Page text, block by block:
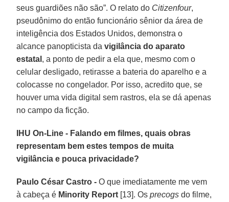
seus guardiões não são”. O relato do Citizenfour,
pseudônimo do então funcionário sênior da área de
inteligência dos Estados Unidos, demonstra o
alcance panopticista davigilância do aparato
estatal , a ponto de pedir a ela que, mesmo com o
celular desligado, retirasse a bateria do aparelho e a
colocasse no congelador. Por isso, acredito que, se
houver uma vida digital sem rastros, ela se dá apenas
no campo da ficção.
IHU On-Line - Falando em filmes, quais obras
representam bem estes tempos de muita
vigilância e pouca privacidade?
Paulo César Castro - O que imediatamente me vem
à cabeça é Minority Report [13]. Osprecogs do filme,